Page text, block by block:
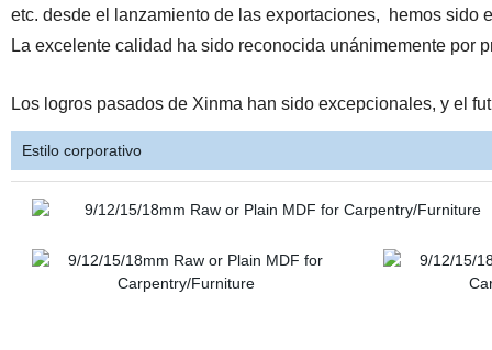
etc. desde el lanzamiento de las exportaciones,
hemos sido
La excelente calidad ha sido reconocida unánimemente por
Los logros pasados de Xinma han sido excepcionales, y el
Estilo corporativo